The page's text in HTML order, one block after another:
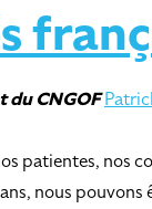
du CNGOF
patientes, nos
nous